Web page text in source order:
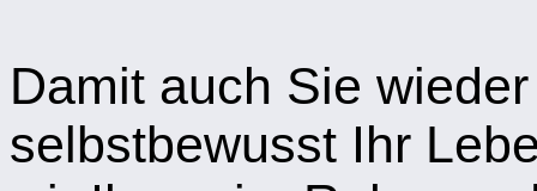
Damit auch Sie
selbstbewusst Ihr